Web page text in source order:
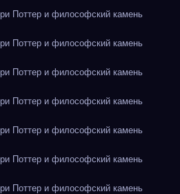
Поттер и философский камень
Поттер и философский камень
Поттер и философский камень
Поттер и философский камень
Поттер и философский камень
Поттер и философский камень
Поттер и философский камень